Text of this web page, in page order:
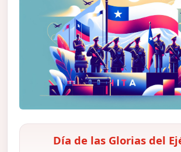
Día de las Glorias del